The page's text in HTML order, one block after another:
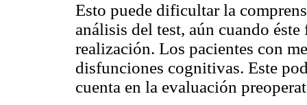
Esto puede dificultar la
análisis del test, aún cuando
realización. Los pacientes con
disfunciones cognitivas. Este
cuenta en la evaluación